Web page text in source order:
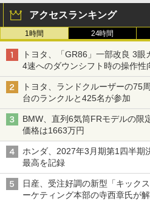
アクセスランキング
1時間 24時間
トヨタ、「GR86」一部改良 3
4速へのダウンシフト時の操作性
トヨタ、ランドクルーザーの75
台のランクルと425名が参加
BMW、直列6気筒FRモデルの限
価格は1663万円
ホンダ、2027年3月期第1四半期
最高を記録
日産、受注好調の新型「キック
ーケティング本部の寺西章氏が